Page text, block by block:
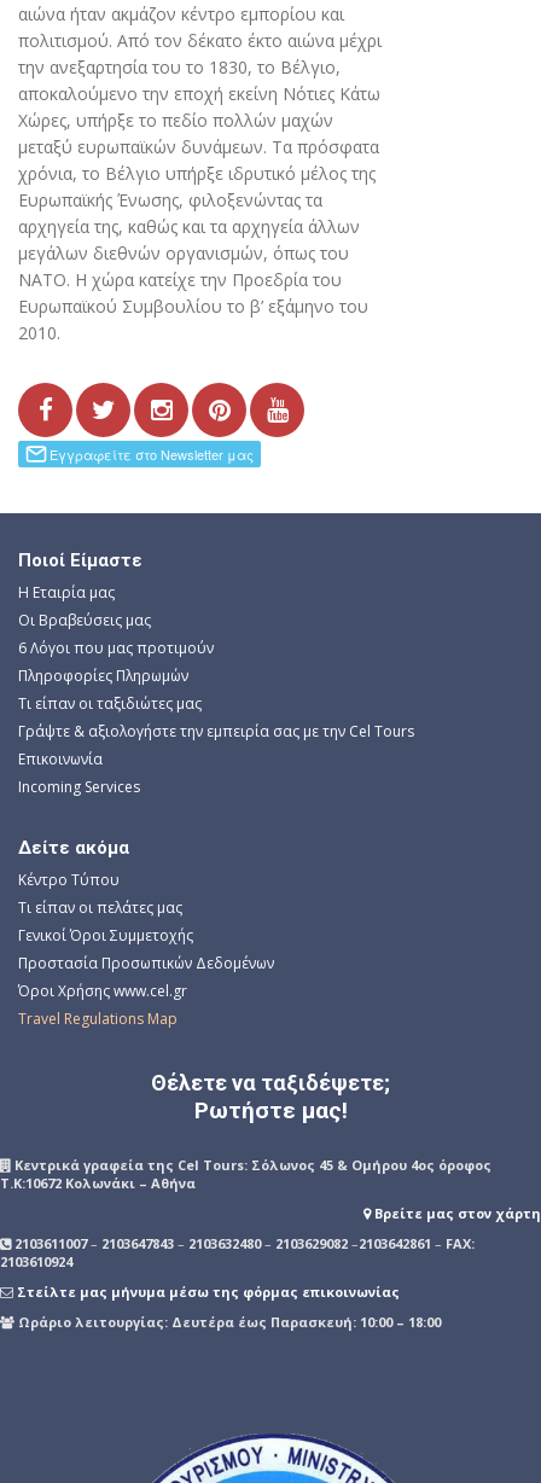
αιώνα ήταν ακμάζον κέντρο εμπορίου και
πολιτισμού. Από τον δέκατο έκτο αιώνα μέχρι
την ανεξαρτησία του το 1830, το Βέλγιο,
αποκαλούμενο την εποχή εκείνη Νότιες Κάτω
Χώρες, υπήρξε το πεδίο πολλών μαχών
μεταξύ ευρωπαϊκών δυνάμεων. Τα πρόσφατα
χρόνια, το Βέλγιο υπήρξε ιδρυτικό μέλος της
Ευρωπαϊκής Ένωσης, φιλοξενώντας τα
αρχηγεία της, καθώς και τα αρχηγεία άλλων
μεγάλων διεθνών οργανισμών, όπως του
ΝΑΤΟ. Η χώρα κατείχε την Προεδρία του
Ευρωπαϊκού Συμβουλίου το β’ εξάμηνο του
2010.
Ποιοί Είμαστε
Η Εταιρία μας
Οι Βραβεύσεις μας
6 Λόγοι που μας προτιμούν
Πληροφορίες Πληρωμών
Τι είπαν οι ταξιδιώτες μας
Γράψτε & αξιολογήστε την εμπειρία σας με την Cel Tours
Επικοινωνία
Incoming Services
Δείτε ακόμα
Κέντρο Τύπου
Τι είπαν οι πελάτες μας
Γενικοί Όροι Συμμετοχής
Προστασία Προσωπικών Δεδομένων
Όροι Χρήσης www.cel.gr
Travel Regulations Map
Θέλετε να ταξιδέψετε;
Ρωτήστε μας!
Kεντρικά γραφεία της Cel Tours: Σόλωνος 45 & Ομήρου 4ος όροφος
Τ.Κ:10672 Κολωνάκι – Αθήνα
Βρείτε μας στον χάρτη
2103611007– 2103647843 – 2103632480– 2103629082 –2103642861 – FAX:
2103610924
Στείλτε μας μήνυμα μέσω της φόρμας επικοινωνίας
Ωράριο λειτουργίας: Δευτέρα έως Παρασκευή: 10:00 – 18:00